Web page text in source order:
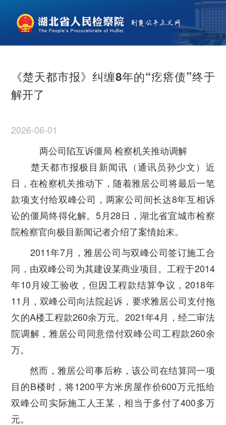
《楚天都市报》纠缠8年的“疙瘩债”终于
解开了
2026-06-01
两公司陷互诉僵局 检察机关推动调解
楚天都市报极目新闻讯（通讯员孙少文）近
日，在检察机关推动下，随着雅居公司将最后一笔
款项支付给双峰公司，两家公司间长达8年互相诉
讼的僵局终得化解。5月28日，湖北省宜城市检察
院检察官向极目新闻记者介绍了案情始末。
2011年7月，雅居公司与双峰公司签订施工合
同，由双峰公司为其建设某商业项目。工程于2014
年10月竣工验收，但因工程款结算争议，2018年
11月，双峰公司向法院起诉，要求雅居公司支付拖
欠的A楼工程款260余万元。2021年4月，经二审法
院调解，雅居公司同意偿付双峰公司工程款260余
万。
然而，雅居公司事后称，该公司在结算同一项
目的B楼时，将1200平方米房屋作价600万元抵给
双峰公司实际施工人王某，相当于多付了400多万
元。